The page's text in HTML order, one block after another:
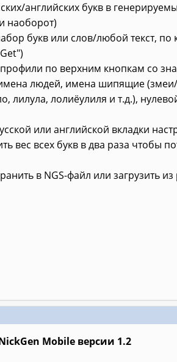
английских букв в
наоборот)
букв или слов/любой текст, по
по верхним кнопкам со
имена людей, имена шипящие
лолиёулиля и т.д.),
или английской вкладки
вес всех букв в два раза чтобы
в NGS-файл или загрузить из
Mobile версии 1.2